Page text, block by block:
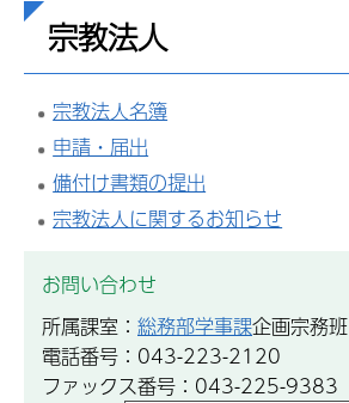
宗教法人
宗教法人名簿
申請・届出
備付け書類の提出
宗教法人に関するお知らせ
お問い合わせ
所属課室： 総務部学事課企画宗務班
電話番号：043-223-2120
ファックス番号：043-225-9383